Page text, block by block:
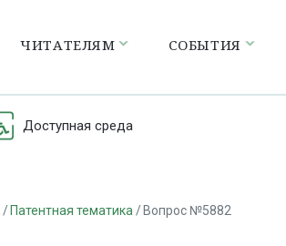
ЧИТАТЕЛЯМ СОБЫТИЯ
Доступная среда
Патентная тематика Вопрос №5882